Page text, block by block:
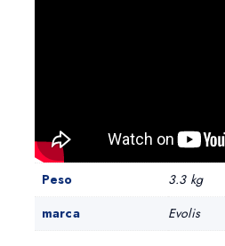
Peso
3.3 kg
marca
Evolis